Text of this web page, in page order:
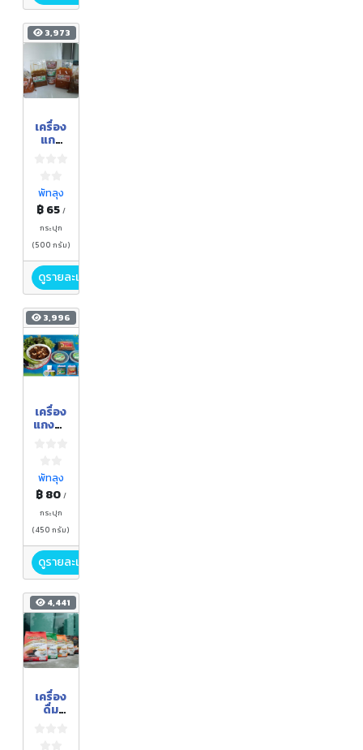
3,973
เครื่อง
แกง
พัทลุง
฿ 65 /
กระปุก
(500 กรัม)
ดูรายละเอียด
3,996
เครื่อง
แกงทุ่ง
พัทลุง
฿ 80 /
กระปุก
(450 กรัม)
ดูรายละเอียด
4,441
เครื่อง
ดื่ม